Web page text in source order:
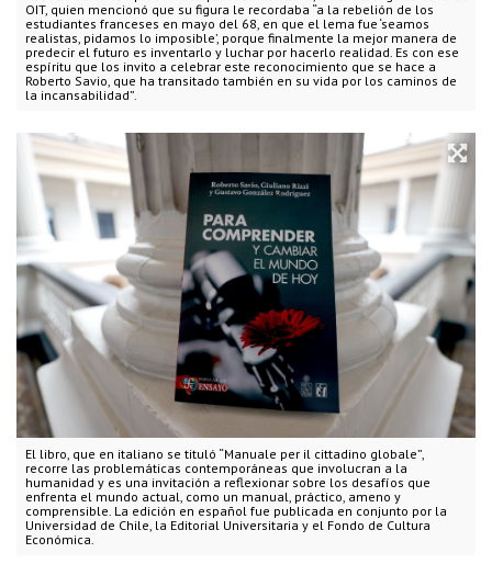
OIT, quien mencionó que su figura le recordaba “a la rebelión de los
estudiantes franceses en mayo del 68, en que el lema fue ‘seamos
realistas, pidamos lo imposible’, porque finalmente la mejor manera de
predecir el futuro es inventarlo y luchar por hacerlo realidad. Es con ese
espíritu que los invito a celebrar este reconocimiento que se hace a
Roberto Savio, que ha transitado también en su vida por los caminos de
la incansabilidad”.
El libro, que en italiano se tituló “Manuale per il cittadino globale”,
recorre las problemáticas contemporáneas que involucran a la
humanidad y es una invitación a reflexionar sobre los desafíos que
enfrenta el mundo actual, como un manual, práctico, ameno y
comprensible. La edición en español fue publicada en conjunto por la
Universidad de Chile, la Editorial Universitaria y el Fondo de Cultura
Económica.